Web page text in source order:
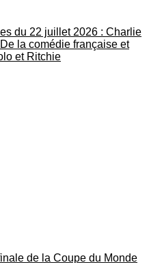
du 22 juillet 2026 : Charlie
la comédie française et
et Ritchie
de la Coupe du Monde